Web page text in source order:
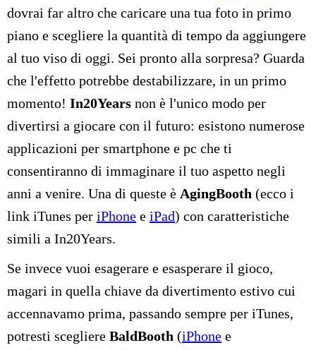
dovrai far altro che caricare una tua foto in primo
piano e scegliere la quantità di tempo da aggiungere
al tuo viso di oggi. Sei pronto alla sorpresa? Guarda
che l'effetto potrebbe destabilizzare, in un primo
momento! In20Years non è l'unico modo per
divertirsi a giocare con il futuro: esistono numerose
applicazioni per smartphone e pc che ti
consentiranno di immaginare il tuo aspetto negli
anni a venire. Una di queste è AgingBooth (ecco i
link iTunes per iPhone e iPad) con caratteristiche
simili a In20Years.
Se invece vuoi esagerare e esasperare il gioco,
magari in quella chiave da divertimento estivo cui
accennavamo prima, passando sempre per iTunes,
potresti scegliere BaldBooth (iPhone e